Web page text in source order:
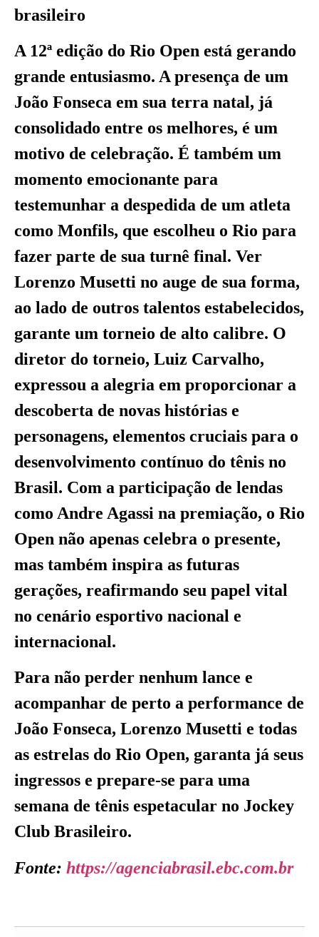
brasileiro
A 12ª edição do Rio Open está gerando
grande entusiasmo. A presença de um
João Fonseca em sua terra natal, já
consolidado entre os melhores, é um
motivo de celebração. É também um
momento emocionante para
testemunhar a despedida de um atleta
como Monfils, que escolheu o Rio para
fazer parte de sua turnê final. Ver
Lorenzo Musetti no auge de sua forma,
ao lado de outros talentos estabelecidos,
garante um torneio de alto calibre. O
diretor do torneio, Luiz Carvalho,
expressou a alegria em proporcionar a
descoberta de novas histórias e
personagens, elementos cruciais para o
desenvolvimento contínuo do tênis no
Brasil. Com a participação de lendas
como Andre Agassi na premiação, o Rio
Open não apenas celebra o presente,
mas também inspira as futuras
gerações, reafirmando seu papel vital
no cenário esportivo nacional e
internacional.
Para não perder nenhum lance e
acompanhar de perto a performance de
João Fonseca, Lorenzo Musetti e todas
as estrelas do Rio Open, garanta já seus
ingressos e prepare-se para uma
semana de tênis espetacular no Jockey
Club Brasileiro.
Fonte: https://agenciabrasil.ebc.com.br